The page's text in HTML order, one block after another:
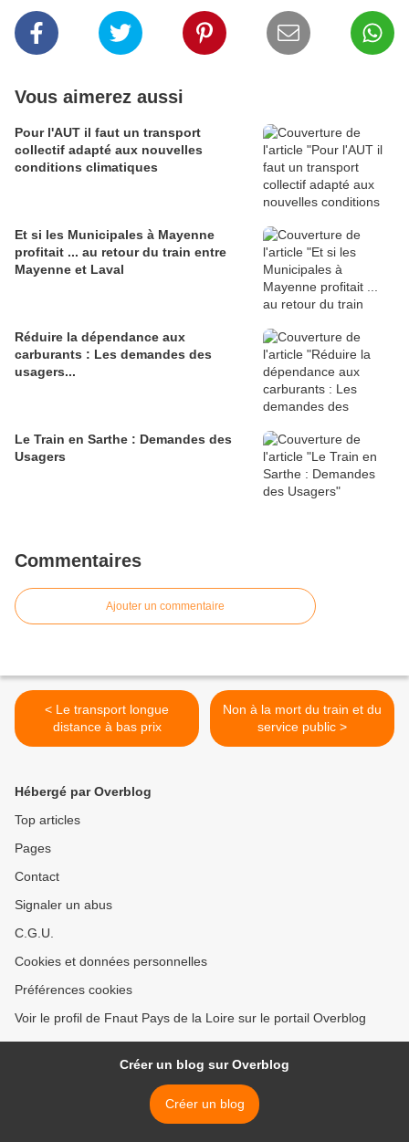
Vous aimerez aussi
Pour l'AUT il faut un transport
collectif adapté aux nouvelles
conditions climatiques
Et si les Municipales à Mayenne
profitait ... au retour du train entre
Mayenne et Laval
Réduire la dépendance aux
carburants : Les demandes des
usagers...
Le Train en Sarthe : Demandes des
Usagers
Commentaires
Ajouter un commentaire
< Le transport longue
distance à bas prix
Non à la mort du train et du
service public >
Hébergé par Overblog
Top articles
Pages
Contact
Signaler un abus
C.G.U.
Cookies et données personnelles
Préférences cookies
Voir le profil de Fnaut Pays de la Loire sur le portail Overblog
Créer un blog sur Overblog
Créer un blog